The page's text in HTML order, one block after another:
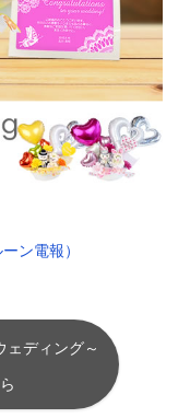
ン電報）
ェディング～